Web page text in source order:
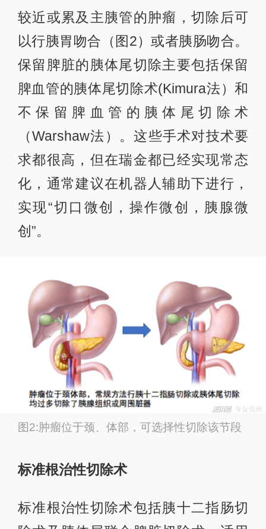
较近或累及主胰管的肿瘤，切除后可
以行胰胃吻合（图2）或者胰肠吻合。
保留脾脏的胰体尾切除主要包括保留
脾血管的胰体尾切除术(Kimura法）和
不保留脾血管的胰体尾切除术
（Warshaw法）。这些手术对技术要
求都很高，但在瑞金都已经实现常态
化，通常建议在机器人辅助下进行，
实现“切口微创，操作微创，胰腺微
创”。
图2:肿瘤位于颈、体部，可选择性切除该节段
标准根治性切除术
标准根治性切除术包括胰十二指肠切